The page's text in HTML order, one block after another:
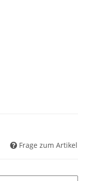
Frage zum Artikel